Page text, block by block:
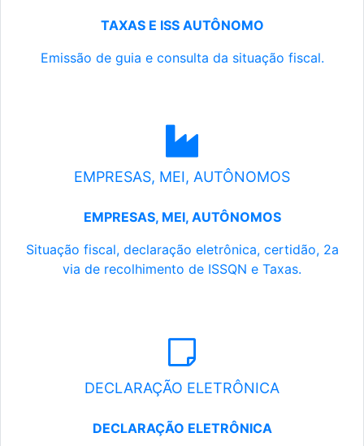
TAXAS E ISS AUTÔNOMO
Emissão de guia e consulta da situação fiscal.
EMPRESAS, MEI, AUTÔNOMOS
EMPRESAS, MEI, AUTÔNOMOS
Situação fiscal, declaração eletrônica, certidão, 2a
via de recolhimento de ISSQN e Taxas.
DECLARAÇÃO ELETRÔNICA
DECLARAÇÃO ELETRÔNICA